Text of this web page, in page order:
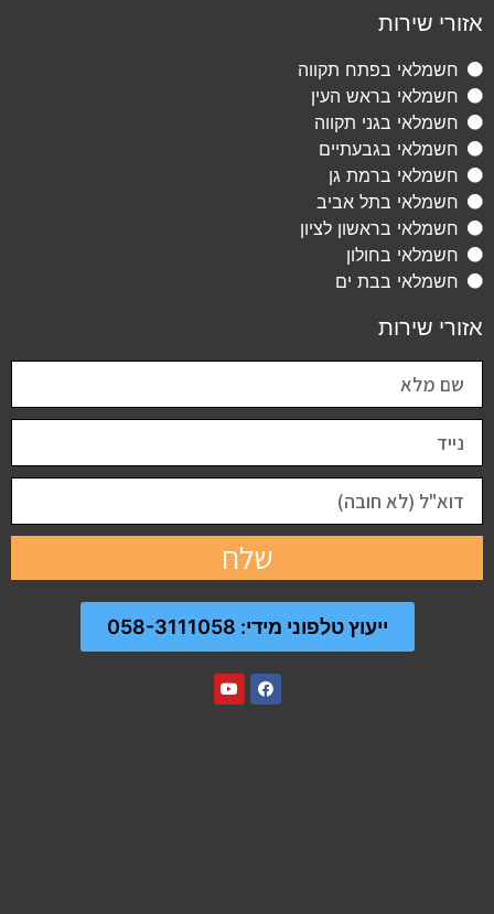
אזורי שירות
חשמלאי בפתח תקווה
חשמלאי בראש העין
חשמלאי בגני תקווה
חשמלאי בגבעתיים
חשמלאי ברמת גן
חשמלאי בתל אביב
חשמלאי בראשון לציון
חשמלאי בחולון
חשמלאי בבת ים
אזורי שירות
שלח
ייעוץ טלפוני מידי: 058-3111058